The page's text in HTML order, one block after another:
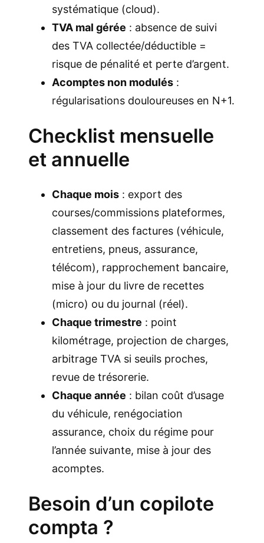
systématique (cloud).
TVA mal gérée : absence de suivi
des TVA collectée/déductible =
risque de pénalité et perte d’argent.
Acomptes non modulés :
régularisations douloureuses en N+1.
Checklist mensuelle
et annuelle
Chaque mois : export des
courses/commissions plateformes,
classement des factures (véhicule,
entretiens, pneus, assurance,
télécom), rapprochement bancaire,
mise à jour du livre de recettes
(micro) ou du journal (réel).
Chaque trimestre : point
kilométrage, projection de charges,
arbitrage TVA si seuils proches,
revue de trésorerie.
Chaque année : bilan coût d’usage
du véhicule, renégociation
assurance, choix du régime pour
l’année suivante, mise à jour des
acomptes.
Besoin d’un copilote
compta ?